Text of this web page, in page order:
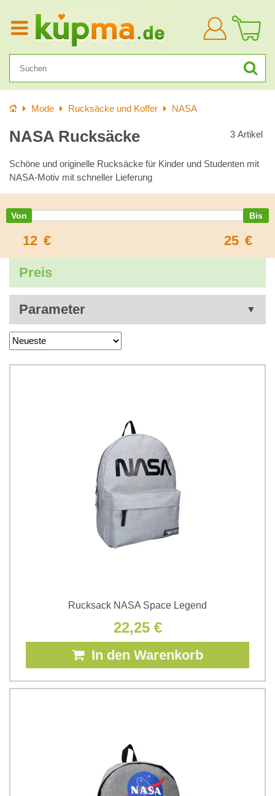
Anmelden
Startseite
Mode Rucksäcke und Koffer NASA
NASA Rucksäcke 3 Artikel
Schöne und originelle Rucksäcke für Kinder und Studenten mit
NASA-Motiv mit schneller Lieferung
12 € 25 €
Preis
Parameter
Rucksack NASA Space Legend
22,25 €
In den Warenkorb